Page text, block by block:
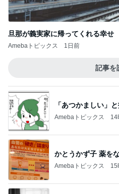
旦那が義実家に帰ってくれる幸せ
Amebaトピックス 1日前
記事を
「あつかましい」
Amebaトピックス 14
かとうかず子 薬を
Amebaトピックス 15